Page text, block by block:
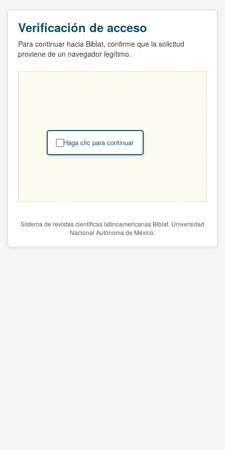
Verificación de acceso
Para continuar hacia Biblat, confirme que la solicitud
proviene de un navegador legítimo.
Haga clic para continuar
Sistema de revistas científicas latinoamericanas Biblat. Universidad
Nacional Autónoma de México.